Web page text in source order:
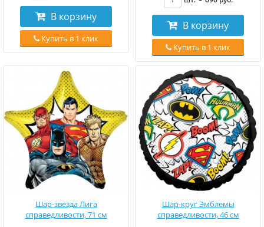
В корзину
Купить в 1 клик
В корзину
Купить в 1 клик
Шар-звезда Лига
справедливости, 71 см
Шар-круг Эмблемы
справедливости, 46 см